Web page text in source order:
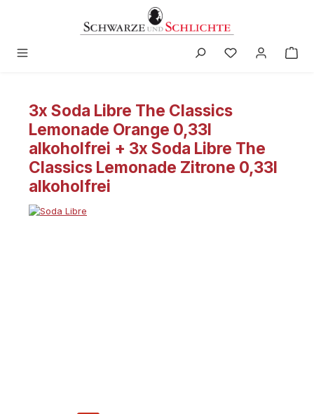
3x Soda Libre The Classics
Lemonade Orange 0,33l
alkoholfrei + 3x Soda Libre The
Classics Lemonade Zitrone 0,33l
alkoholfrei